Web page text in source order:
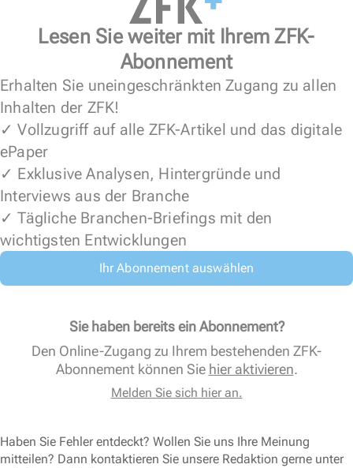
Lesen Sie weiter mit Ihrem ZFK-
Abonnement
Erhalten Sie uneingeschränkten Zugang zu allen
Inhalten der ZFK!
✓ Vollzugriff auf alle ZFK-Artikel und das digitale
ePaper
✓ Exklusive Analysen, Hintergründe und
Interviews aus der Branche
✓ Tägliche Branchen-Briefings mit den
wichtigsten Entwicklungen
Ihr Abonnement auswählen
Sie haben bereits ein Abonnement?
Den Online-Zugang zu Ihrem bestehenden ZFK-
Abonnement können Sie hier aktivieren.
Melden Sie sich hier an.
Haben Sie Fehler entdeckt? Wollen Sie uns Ihre Meinung
mitteilen? Dann kontaktieren Sie unsere Redaktion gerne unter